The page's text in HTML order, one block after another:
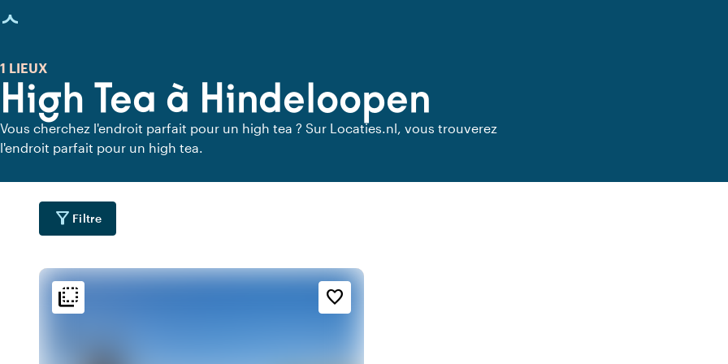
chargée
High Tea à Hindeloopen
1 LIEUX
Vous cherchez l'endroit parfait pour un high tea ? Sur Locaties.nl, vous trouverez
l'endroit parfait pour un high tea.
filter_alt Filtre
flip_to_back favorite_border
flip_to_back Ambiance
info